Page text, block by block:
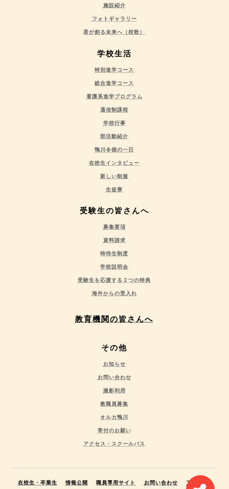
施設紹介
フォトギャラリー
君が創る未来へ（校歌）
学校生活
特別進学コース
総合進学コース
看護系進学プログラム
通信制課程
学校行事
部活動紹介
鴨川令徳の一日
在校生インタビュー
新しい制服
生徒寮
受験生の皆さんへ
募集要項
資料請求
特待生制度
学校説明会
受験生を応援する２つの特典
海外からの受入れ
教育機関の皆さんへ
その他
お知らせ
お問い合わせ
撮影利用
教職員募集
オルカ鴨川
寄付のお願い
アクセス・スクールバス
在校生・卒業生 情報公開 職員専用サイト お問い合わせ アクセス